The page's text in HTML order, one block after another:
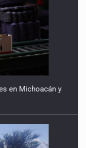
en Michoacán y